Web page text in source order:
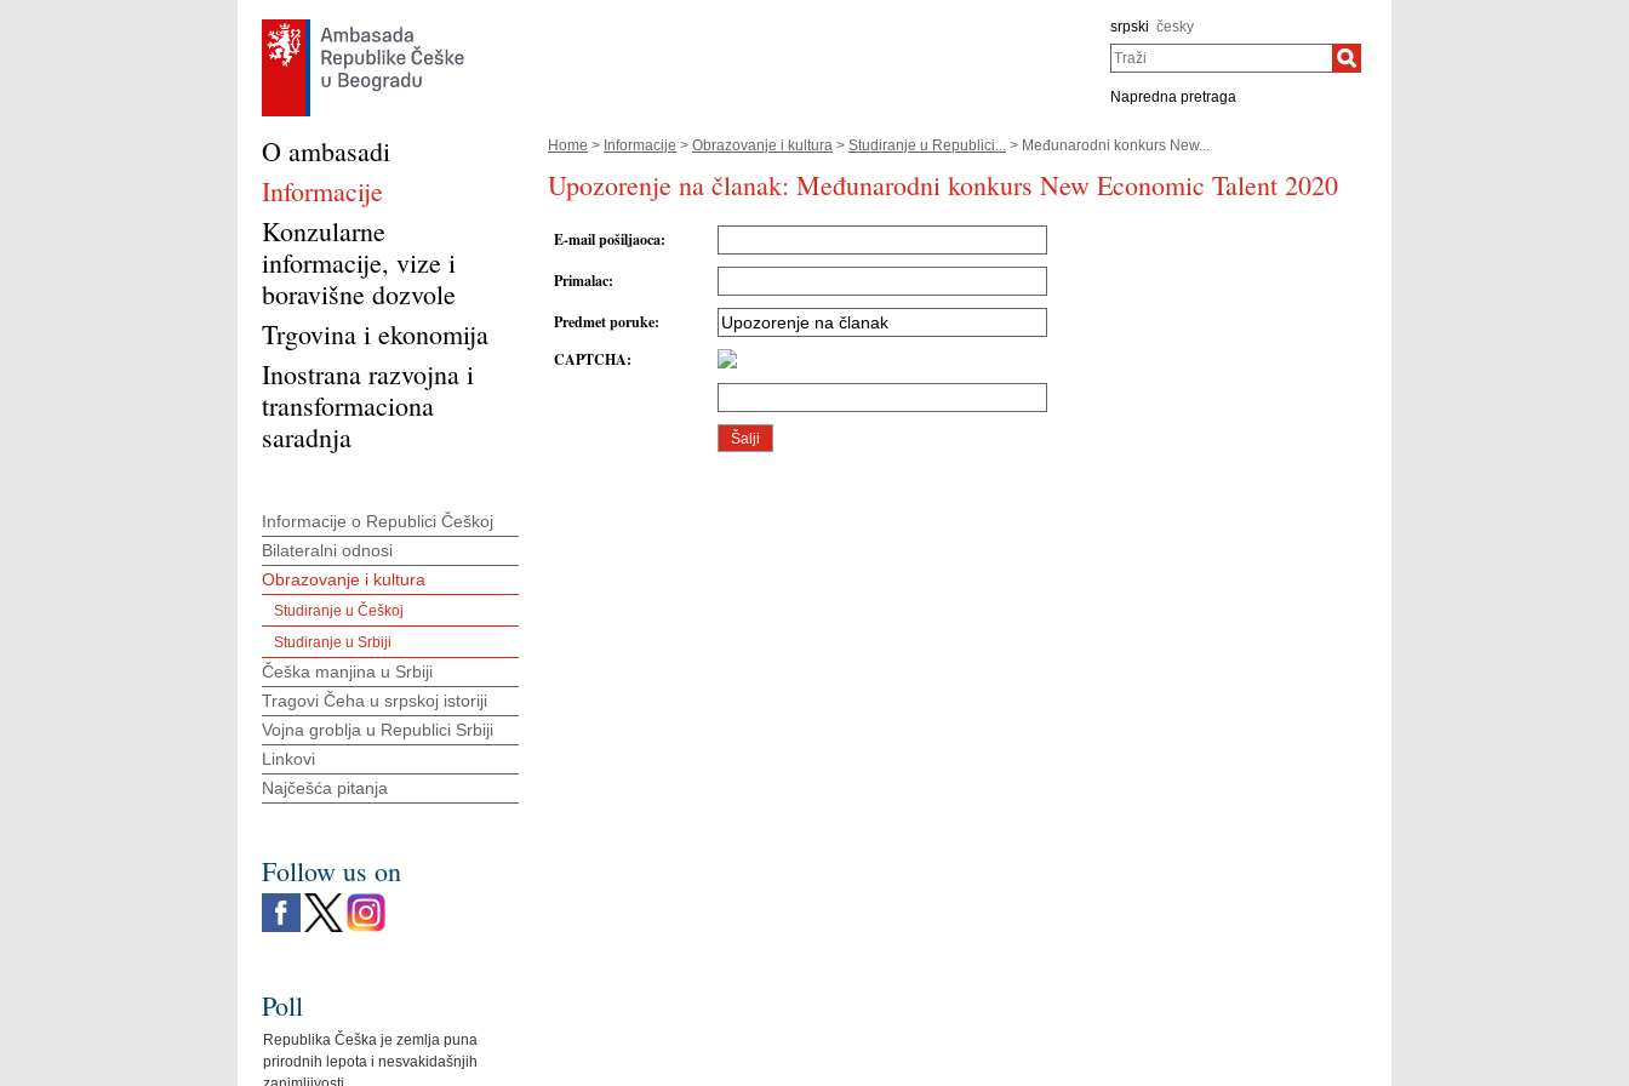
srpski česky
Traži
Napredna pretraga
Home > Informacije > Obrazovanje i kultura > Studiranje u Republici... > Međunarodni konkurs New...
Upozorenje na članak: Međunarodni konkurs New Economic Talent 2020
E-mail pošiljaoca:
Primalac:
Predmet poruke:
CAPTCHA:
O ambasadi
Informacije
Konzularne
informacije, vize i
boravišne dozvole
Trgovina i ekonomija
Inostrana razvojna i
transformaciona
saradnja
Informacije o Republici Češkoj
Bilateralni odnosi
Obrazovanje i kultura
Studiranje u Češkoj
Studiranje u Srbiji
Češka manjina u Srbiji
Tragovi Čeha u srpskoj istoriji
Vojna groblja u Republici Srbiji
Linkovi
Najčešća pitanja
Follow us on
Poll
Republika Češka je zemlja puna
prirodnih lepota i nesvakidašnjih